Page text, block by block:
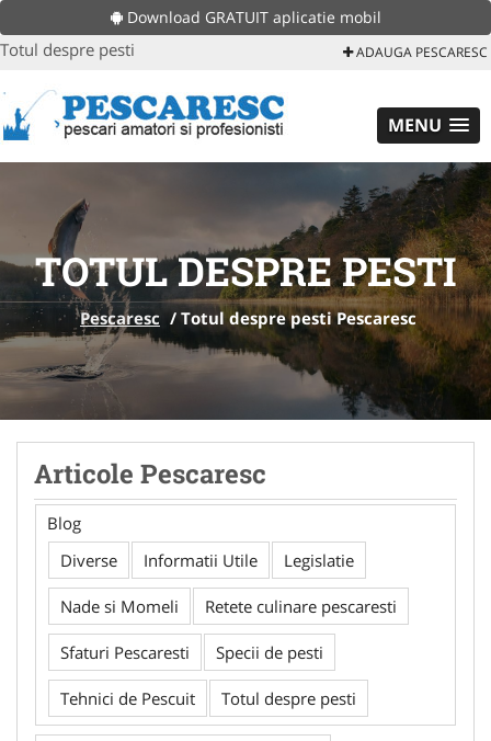
Download GRATUIT aplicatie mobil
Totul despre pesti ADAUGA PESCARESC
MENU
TOTUL DESPRE PESTI
Pescaresc / Totul despre pesti Pescaresc
Articole Pescaresc
Blog
Diverse
Informatii Utile Legislatie
Nade si Momeli Retete culinare pescaresti
Sfaturi Pescaresti Specii de pesti
Tehnici de Pescuit Totul despre pesti